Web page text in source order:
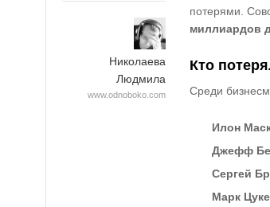
Николаева
Людмила
www.odnoboko.com
потерями.
миллиардов
Кто
Среди
Илон
Джефф
Сергей
Марк